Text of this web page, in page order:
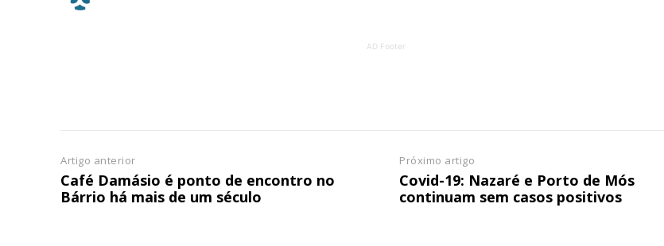
AD Footer
Artigo anterior
Café Damásio é ponto de encontro no
Bárrio há mais de um século
Próximo artigo
Covid-19: Nazaré e Porto de Mós
continuam sem casos positivos